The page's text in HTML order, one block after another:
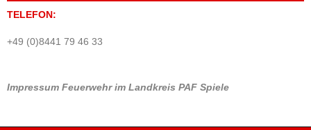
TELEFON:
+49 (0)8441 79 46 33
Impressum Feuerwehr im Landkreis PAF Spiele